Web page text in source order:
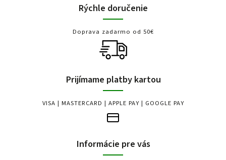
Rýchle doručenie
Doprava zadarmo od 50€
Prijímame platby kartou
VISA | MASTERCARD | APPLE PAY | GOOGLE PAY
Informácie pre vás